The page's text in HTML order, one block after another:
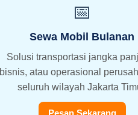
📅
Sewa Mobil Bulanan
Solusi transportasi jangka
bisnis, atau operasional
seluruh wilayah Jakarta
Pesan Sekarang